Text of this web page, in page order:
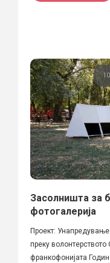
Засолништа за
фотогалерија
Проект:
преку волонтерството
франкофонијата